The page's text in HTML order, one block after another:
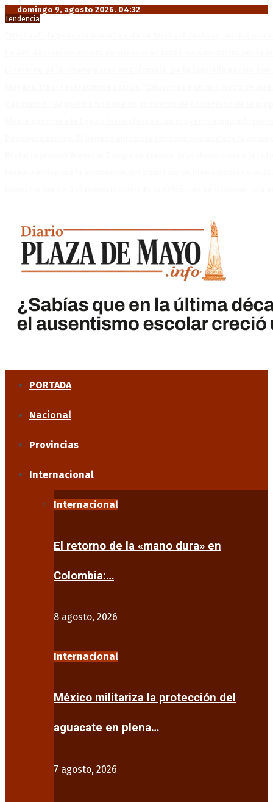
domingo 9, agosto 2026. 04:32
Tendencia
PORTADA
Nacional
Provincias
Internacional
Internacional
El retorno de la «mano dura» en
Colombia:…
8 agosto, 2026
Internacional
México militariza la protección del
aguacate en plena…
7 agosto, 2026